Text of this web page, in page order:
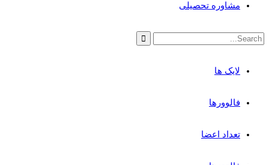
مشاوره تحصیلی
لایک ها
فالوورها
تعداد اعضا